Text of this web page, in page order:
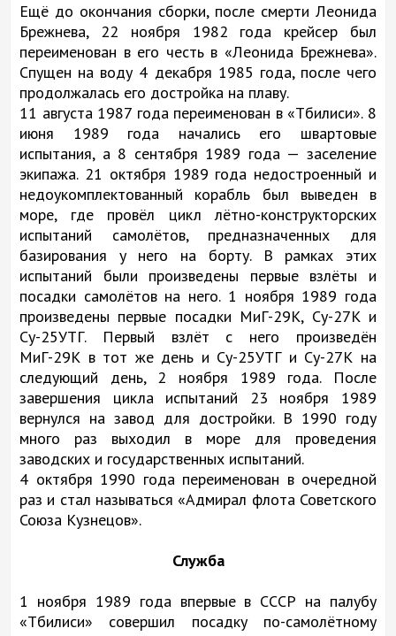
Ещё до окончания сборки, после смерти Леонида
Брежнева, 22 ноября 1982 года крейсер был
переименован в его честь в «Леонида Брежнева».
Спущен на воду 4 декабря 1985 года, после чего
продолжалась его достройка на плаву.
11 августа 1987 года переименован в «Тбилиси». 8
июня 1989 года начались его швартовые
испытания, а 8 сентября 1989 года — заселение
экипажа. 21 октября 1989 года недостроенный и
недоукомплектованный корабль был выведен в
море, где провёл цикл лётно-конструкторских
испытаний самолётов, предназначенных для
базирования у него на борту. В рамках этих
испытаний были произведены первые взлёты и
посадки самолётов на него. 1 ноября 1989 года
произведены первые посадки МиГ-29К, Су-27К и
Су-25УТГ. Первый взлёт с него произведён
МиГ-29К в тот же день и Су-25УТГ и Су-27К на
следующий день, 2 ноября 1989 года. После
завершения цикла испытаний 23 ноября 1989
вернулся на завод для достройки. В 1990 году
много раз выходил в море для проведения
заводских и государственных испытаний.
4 октября 1990 года переименован в очередной
раз и стал называться «Адмирал флота Советского
Союза Кузнецов».
Служба
1 ноября 1989 года впервые в СССР на палубу
«Тбилиси» совершил посадку по-самолётному